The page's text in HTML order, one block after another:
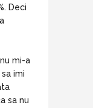
Deci
mi-a
imi
sa nu